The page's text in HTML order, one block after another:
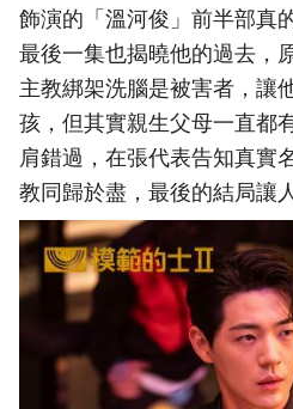
飾演的「溫河俊」前半部真
最後一集也揭曉他的過去，
主教綁架洗腦是被害者，讓
孩，但其實親生父母一直都
肩錯過，在張代表告知真實
教同歸於盡，最後的結局讓